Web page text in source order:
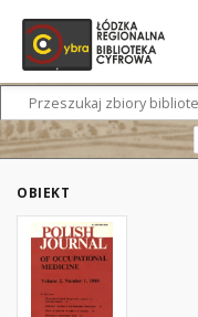
OBIEKT